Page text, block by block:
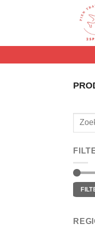
Min.
prijs
Max.
prijs